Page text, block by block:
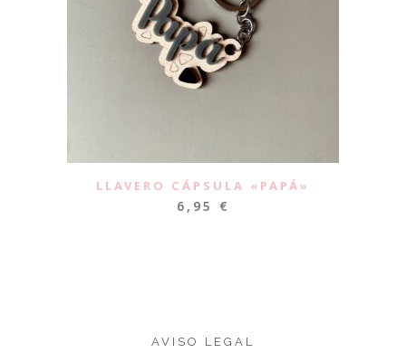
LLAVERO CÁPSULA «PAPÁ»
6,95 €
AVISO LEGAL